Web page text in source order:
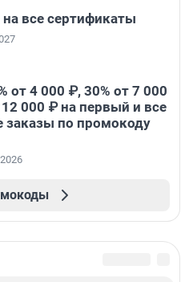
все сертификаты
от 4 000 ₽, 30% от 7 000
12 000 ₽ на первый и все
заказы по промокоду